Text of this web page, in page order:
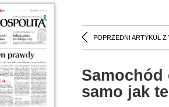
POPRZEDNI ARTYKUŁ Z
samo jak